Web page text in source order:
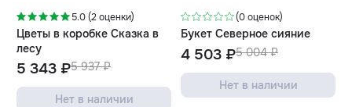
5.0 (2 оценки)
Цветы в коробке Сказка в
лесу
5 937 ₽
5 343 ₽
Нет в наличии
(0 оценок)
Букет Северное сияние
5 004 ₽
4 503 ₽
Нет в наличии